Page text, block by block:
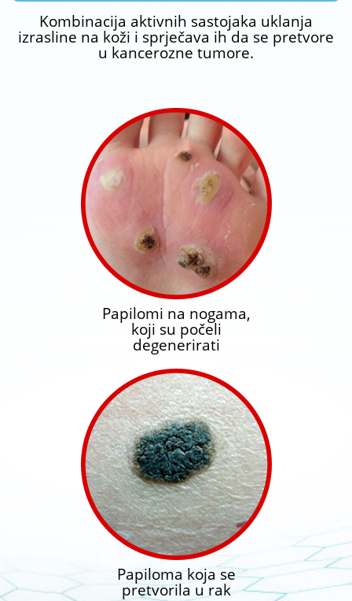
Kombinacija aktivnih sastojaka uklanja
izrasline na koži i sprječava ih da se pretvore
u kancerozne tumore.
Papilomi na nogama,
koji su počeli
degenerirati
Papiloma koja se
pretvorila u rak